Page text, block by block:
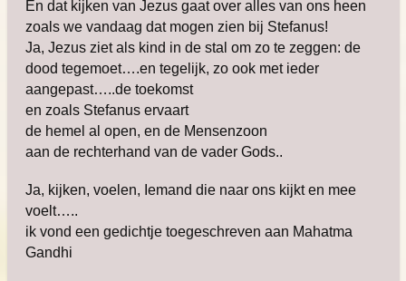
En dat kijken van Jezus gaat over alles van ons heen
zoals we vandaag dat mogen zien bij Stefanus!
Ja, Jezus ziet als kind in de stal om zo te zeggen: de
dood tegemoet….en tegelijk, zo ook met ieder
aangepast…..de toekomst
en zoals Stefanus ervaart
de hemel al open, en de Mensenzoon
aan de rechterhand van de vader Gods..
Ja, kijken, voelen, Iemand die naar ons kijkt en mee
voelt…..
ik vond een gedichtje toegeschreven aan Mahatma
Gandhi